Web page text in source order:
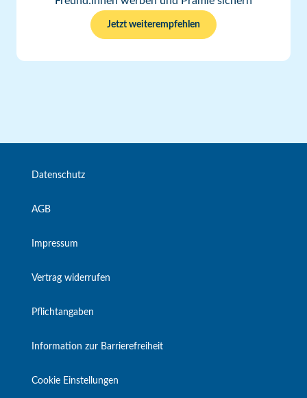
Jetzt weiterempfehlen
Datenschutz
AGB
Impressum
Vertrag widerrufen
Pflichtangaben
Information zur Barrierefreiheit
Cookie Einstellungen